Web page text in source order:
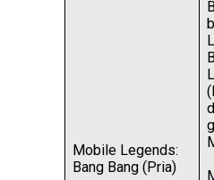
Mobile Legends:
Bang Bang (Pria)